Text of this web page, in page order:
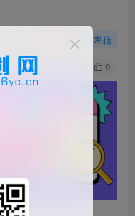
私信
9